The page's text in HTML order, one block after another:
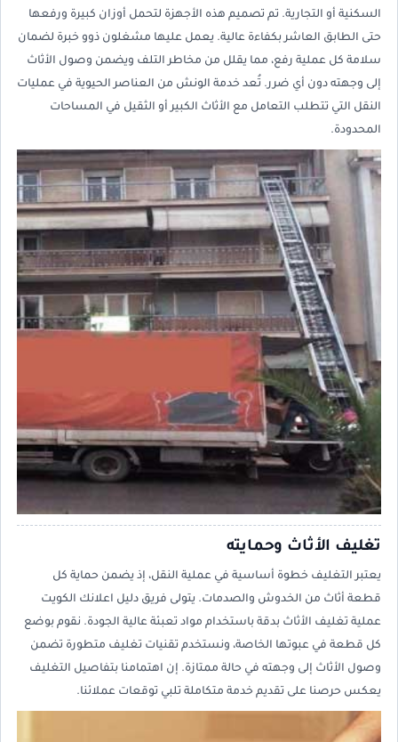
السكنية أو التجارية. تم تصميم هذه الأجهزة لتحمل أوزان كبيرة ورفعها
حتى الطابق العاشر بكفاءة عالية. يعمل عليها مشغلون ذوو خبرة لضمان
سلامة كل عملية رفع، مما يقلل من مخاطر التلف ويضمن وصول الأثاث
إلى وجهته دون أي ضرر. تُعد خدمة الونش من العناصر الحيوية في عمليات
النقل التي تتطلب التعامل مع الأثاث الكبير أو الثقيل في المساحات
المحدودة.
تغليف الأثاث وحمايته
يعتبر التغليف خطوة أساسية في عملية النقل، إذ يضمن حماية كل
قطعة أثاث من الخدوش والصدمات. يتولى فريق دليل اعلانك الكويت
عملية تغليف الأثاث بدقة باستخدام مواد تعبئة عالية الجودة. نقوم بوضع
كل قطعة في عبوتها الخاصة، ونستخدم تقنيات تغليف متطورة تضمن
وصول الأثاث إلى وجهته في حالة ممتازة. إن اهتمامنا بتفاصيل التغليف
يعكس حرصنا على تقديم خدمة متكاملة تلبي توقعات عملائنا.